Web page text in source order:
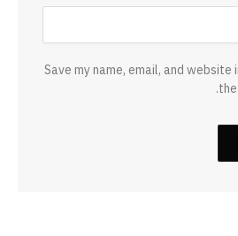
Save my name, email, and